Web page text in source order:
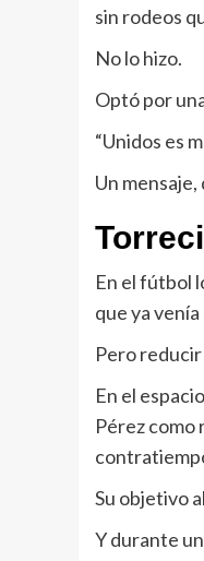
sin rodeos
No lo hizo.
Optó por
“Unidos es
Un
En el fútbol
que ya
Pero reducir
En el
Pérez como
Su objetivo
Y durante